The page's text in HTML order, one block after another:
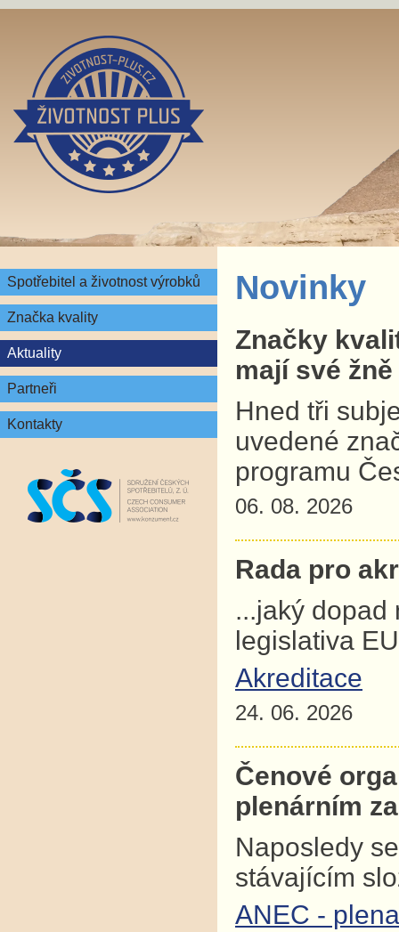
Spotřebitel a životnost výrobků
Značka kvality
Aktuality
Partneři
Kontakty
Novinky
Značky
mají své žně
Hned tři
uvedené
programu
06. 08. 2026
Rada pro
...jaký dopad
legislativa
Akreditace
24. 06. 2026
Čenové
plenárním
Naposledy
stávajícím
ANEC -